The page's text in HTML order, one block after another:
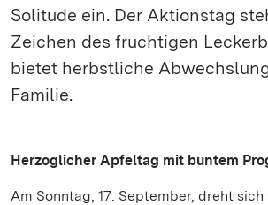
Solitude ein. Der Aktionstag
Zeichen des fruchtigen
bietet herbstliche
Familie.
Herzoglicher Apfeltag mit buntem
Am Sonntag, 17. September, dreht sich